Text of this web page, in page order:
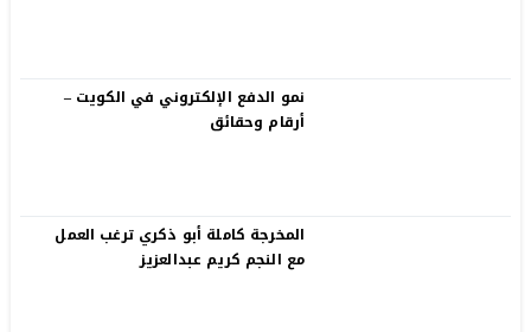
نمو الدفع الإلكتروني في الكويت –
أرقام وحقائق
المخرجة كاملة أبو ذكري ترغب العمل
مع النجم كريم عبدالعزيز